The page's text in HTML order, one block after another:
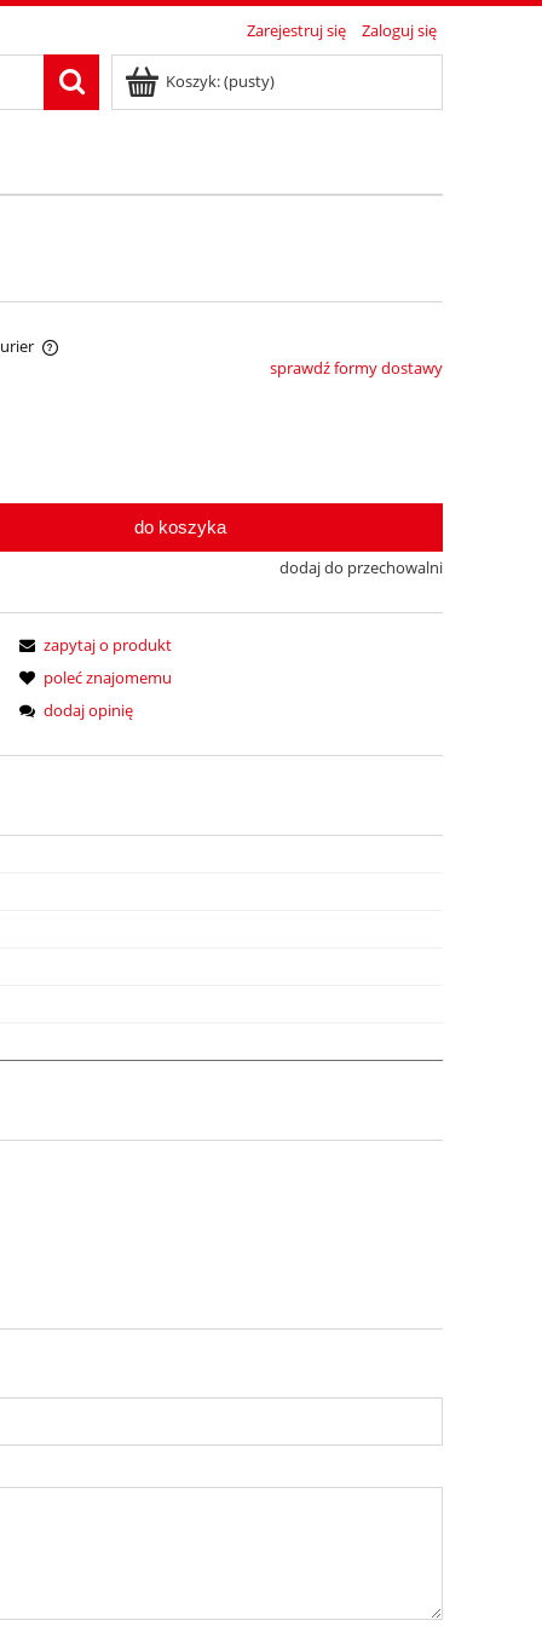
Zarejestruj się Zaloguj się
Koszyk:(pusty)
sprawdź formy dostawy
do koszyka
dodaj do przechowalni
zapytaj o produkt
poleć znajomemu
dodaj opinię